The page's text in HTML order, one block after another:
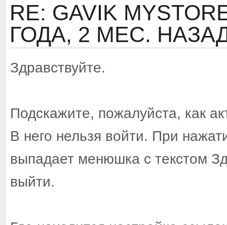
RE: GAVIK
ГОДА, 2 МЕС.
Здравствуйте.
Подскажите, пожалуйста, как
В него нельзя войти. При
выпадает менюшка с текстом
выйти.